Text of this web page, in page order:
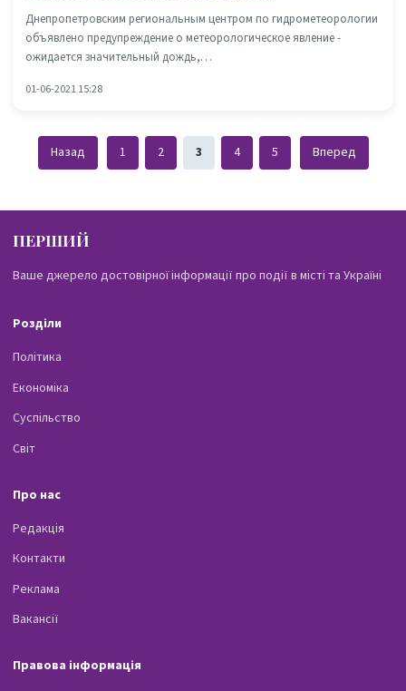
Днепропетровским региональным центром по гидрометеорологии
объявлено предупреждение о метеорологическое явление -
ожидается значительный дождь,…
01-06-2021 15:28
Назад 1 2 3 4 5 Вперед
ПЕРШИЙ
Ваше джерело достовірної інформації про події в місті та Україні
Розділи
Політика
Економіка
Суспільство
Світ
Про нас
Редакція
Контакти
Реклама
Вакансії
Правова інформація